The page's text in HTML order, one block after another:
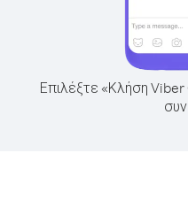
Επιλέξτε «Κλήση